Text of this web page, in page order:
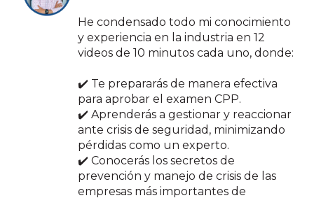
He condensado todo mi conocimiento
y experiencia en la industria en 12
videos de 10 minutos cada uno, donde:
✔️ Te prepararás de manera efectiva
para aprobar el examen CPP.
✔️ Aprenderás a gestionar y reaccionar
ante crisis de seguridad, minimizando
pérdidas como un experto.
✔️ Conocerás los secretos de
prevención y manejo de crisis de las
empresas más importantes de